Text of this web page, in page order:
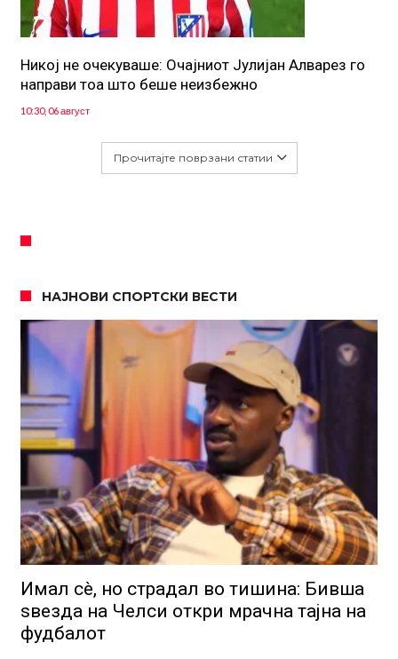
Никој не очекуваше: Очајниот Јулијан Алварез го
направи тоа што беше неизбежно
10:30, 06 август
Прочитајте поврзани статии
НАЈНОВИ СПОРТСКИ ВЕСТИ
Имал сè, но страдал во тишина: Бивша
ѕвезда на Челси откри мрачна тајна на
фудбалот